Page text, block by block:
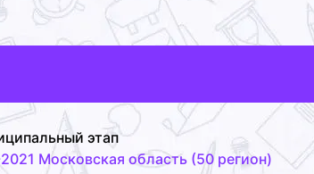
этап
Московская область (50 регион)